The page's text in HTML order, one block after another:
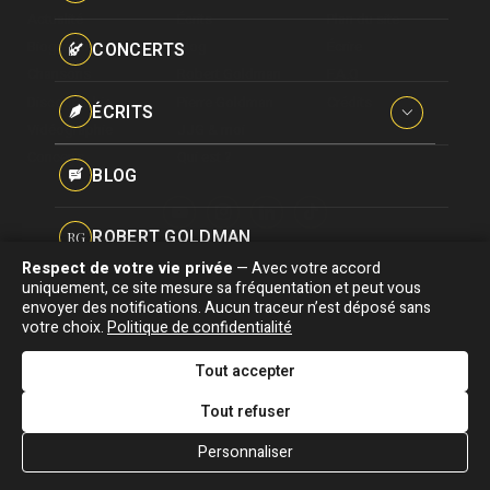
Pseudonymes
CONCERTS
ÉCRITS
Interviews
Hommages
BLOG
RG ROBERT GOLDMAN
PG PIERRE GOLDMAN
J&MJJG & MOI
Biographie
Discographie
Vidéographie
Concerts
Blog
Association "Parler d'sa vie" © Depuis 1997 - Tous droits réservés |
Signaler une erreur |Confidentialité|Gestion des cookies|Dernière
mise à jour : 05/08/2026
DESIGNED &
DEVELOPED BY
Respect de votre vie privée — Avec votre accord
uniquement, ce site mesure sa fréquentation et peut vous
envoyer des notifications. Aucun traceur n’est déposé sans
votre choix.Politique de confidentialité
Tout accepter
Tout refuser
Personnaliser